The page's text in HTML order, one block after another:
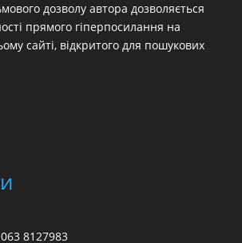
дозволу автора дозволяється
прямого гіперпосилання на
сайті, відкритого для пошукових
8127983